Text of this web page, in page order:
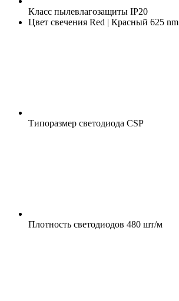
Класс пылевлагозащиты IP20
Цвет свечения Red | Красный 625 nm
Типоразмер светодиода CSP
Плотность светодиодов 480 шт/м